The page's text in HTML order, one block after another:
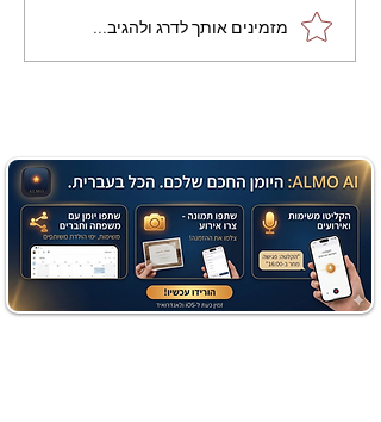
מתכון מנצח עוגת מייפל
שוקולד בחושה וקלה - זיוה
מזמינים אותך לדרג ולהגיב...